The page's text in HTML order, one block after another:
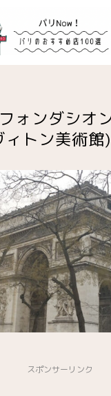
ォンダシオ
ィトン美術館
スポンサーリンク